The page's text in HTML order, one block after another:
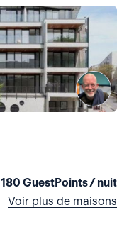
180 GuestPoints / nuit
Voir plus de maisons